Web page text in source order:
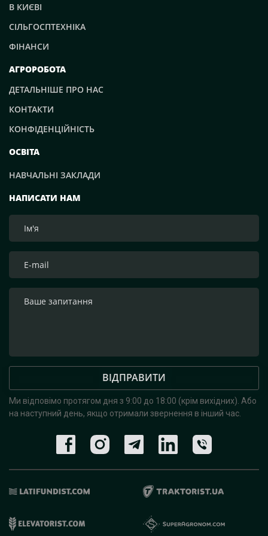
НАПИСАТИ НАМ
ВІДПРАВИТИ
Ми відповімо протягом дня з 9:00 до 18:00 (крім вихідних). Або
на наступний день, якщо отримали звернення в інший час.
В КИЄВІ
СІЛЬГОСПТЕХНІКА
ФІНАНСИ
АГРОРОБОТА
ДЕТАЛЬНІШЕ ПРО НАС
КОНТАКТИ
КОНФІДЕНЦІЙНІСТЬ
ОСВІТА
НАВЧАЛЬНІ ЗАКЛАДИ